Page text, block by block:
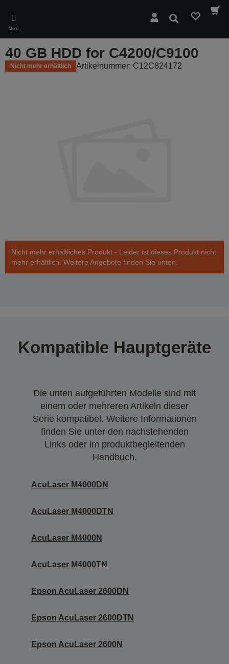
main
content
Menü
Suchen
40 GB HDD for C4200/C9100
Nicht mehr erhältlich Artikelnummer: C12C824172
Nicht mehr erhältliches Produkt - Leider ist dieses Produkt nicht
mehr erhältlich. Weitere Angebote finden Sie unten.
Kompatible Hauptgeräte
Die unten aufgeführten Modelle sind mit
einem oder mehreren Artikeln dieser
Serie kompatibel. Weitere Informationen
finden Sie unter den nachstehenden
Links oder im produktbegleitenden
Handbuch.
AcuLaser M4000DN
AcuLaser M4000DTN
AcuLaser M4000N
AcuLaser M4000TN
Epson AcuLaser 2600DN
Epson AcuLaser 2600DTN
Epson AcuLaser 2600N